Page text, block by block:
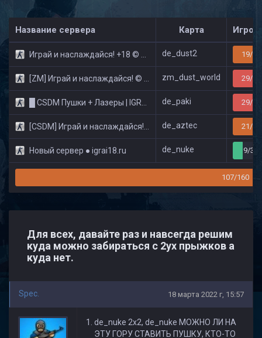
Название сервера Карта
Играй и наслаждайся! +18 © Public de_dust2 19/32
[ZM] Играй и наслаждайся! © Zombie Show zm_dust_world 29/32
█ CSDM Пушки + Лазеры | IGRAI18.RU ツ █ de_paki 29/32
[CSDM] Играй и наслаждайся! © Classic de_aztec 21/32
Новый сервер ● igrai18.ru de_nuke 9/32
107/160
Для всех, давайте раз и навсегда решим
куда можно забираться с 2ух прыжков а
куда нет.
Spec. 18 марта 2022 г, 15:57
de_nuke 2x2, de_nuke МОЖНО ЛИ НА
ЭТУ ГОРУ СТАВИТЬ ПУШКУ, КТО-ТО